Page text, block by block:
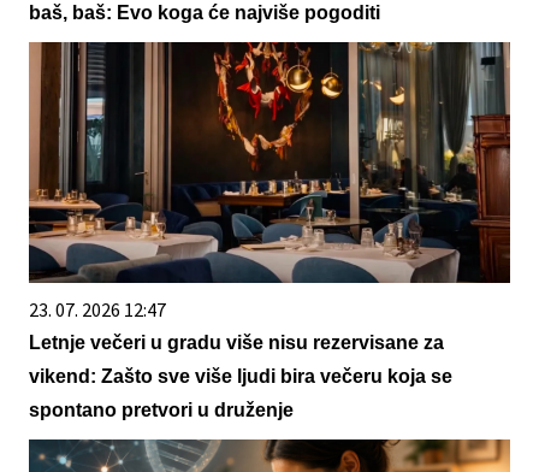
baš, baš: Evo koga će najviše pogoditi
23. 07. 2026 12:47
Letnje večeri u gradu više nisu rezervisane za
vikend: Zašto sve više ljudi bira večeru koja se
spontano pretvori u druženje